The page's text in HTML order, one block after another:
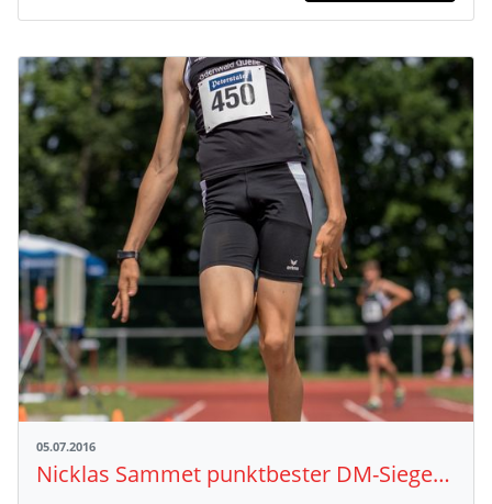
05.07.2016
Nicklas Sammet punktbester DM-Sieger Block Sprint/Sprung M15